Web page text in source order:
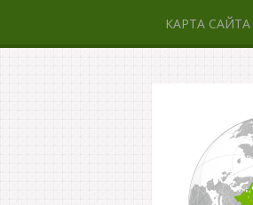
КАРТА САЙТА